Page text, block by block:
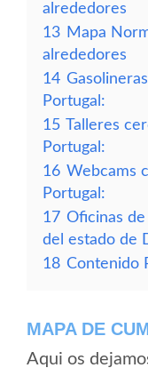
alrededores
13 Mapa
alrededores
14
Portugal:
15 Talleres
Portugal:
16 Webcams
Portugal:
17 Oficinas
del estado de
18 Contenido
MAPA DE
Aqui os